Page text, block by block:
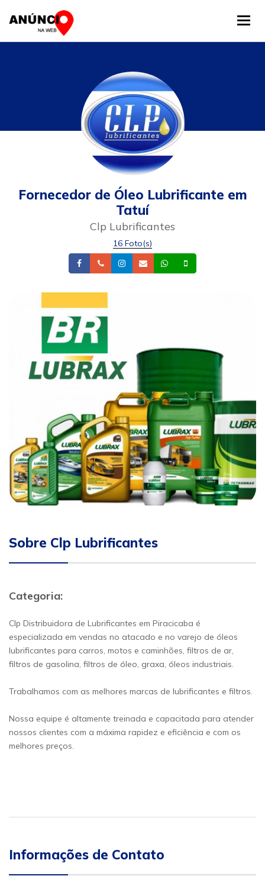
Fornecedor de Óleo Lubrificante em
Tatuí
Clp Lubrificantes
16 Foto(s)
FacebookTelefoneInstagram
Email Whatsapp
Sobre Clp Lubrificantes
Categoria:
Clp Distribuidora de Lubrificantes em Piracicaba é
especializada em vendas no atacado e no varejo de óleos
lubrificantes para carros, motos e caminhões, filtros de ar,
filtros de gasolina, filtros de óleo, graxa, óleos industriais.
Trabalhamos com as melhores marcas de lubrificantes e filtros.
Nossa equipe é altamente treinada e capacitada para atender
nossos clientes com a máxima rapidez e eficiência e com os
melhores preços.
Informações de Contato